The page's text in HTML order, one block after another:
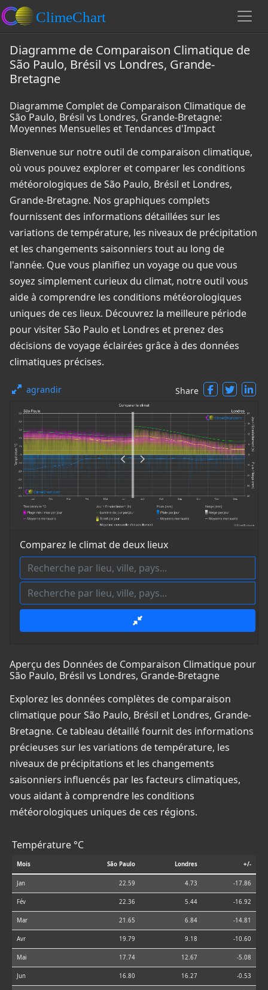
Diagramme de Comparaison Climatique de
São Paulo, Brésil vs Londres, Grande-
Bretagne
Diagramme Complet de Comparaison Climatique de
São Paulo, Brésil vs Londres, Grande-Bretagne:
Moyennes Mensuelles et Tendances d'Impact
Bienvenue sur notre outil de comparaison climatique,
où vous pouvez explorer et comparer les conditions
météorologiques de São Paulo, Brésil et Londres,
Grande-Bretagne. Nos graphiques complets
fournissent des informations détaillées sur les
variations de température, les niveaux de précipitation
et les changements saisonniers tout au long de
l'année. Que vous planifiez un voyage ou que vous
soyez simplement curieux du climat, notre outil vous
aide à comprendre les conditions météorologiques
uniques de ces lieux. Découvrez la meilleure période
pour visiter São Paulo et Londres et prenez des
décisions de voyage éclairées grâce à des données
climatiques précises.
agrandir Share
Comparez le climat de deux lieux
Aperçu des Données de Comparaison Climatique pour
São Paulo, Brésil vs Londres, Grande-Bretagne
Explorez les données complètes de comparaison
climatique pour São Paulo, Brésil et Londres, Grande-
Bretagne. Ce tableau détaillé fournit des informations
précieuses sur les variations de température, les
niveaux de précipitations et les changements
saisonniers influencés par les facteurs climatiques,
vous aidant à comprendre les conditions
météorologiques uniques de ces régions.
Température °C
Mois São Paulo Londres +/-
Jan 22.59 4.73 -17.86
Fév 22.36 5.44 -16.92
Mar 21.65 6.84 -14.81
Avr 19.79 9.18 -10.60
Mai 17.74 12.67 -5.08
Jun 16.80 16.27 -0.53